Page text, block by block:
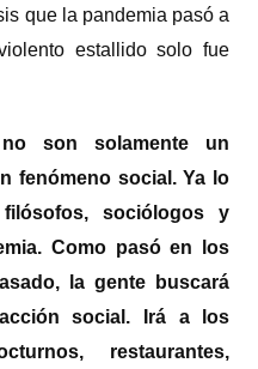
que la pandemia pasó a
estallido solo fue
son solamente un
fenómeno social. Ya lo
sociólogos y
Como pasó en los
la gente buscará
social. Irá a los
restaurantes,